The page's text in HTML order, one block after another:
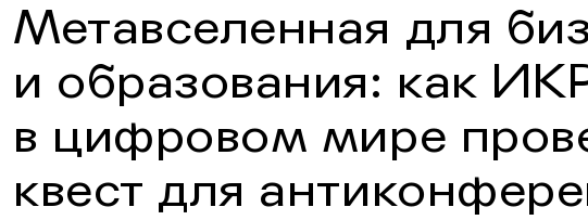
Метавселенная для
и образования: как
в цифровом мире
квест для